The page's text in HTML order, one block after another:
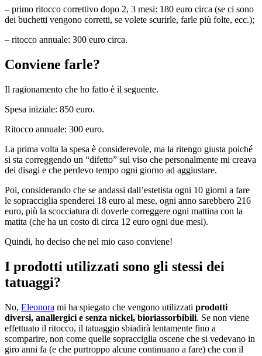
– primo ritocco correttivo dopo 2, 3 mesi: 180 euro circa (se ci sono
dei buchetti vengono corretti, se volete scurirle, farle più folte, ecc.);
– ritocco annuale: 300 euro circa.
Conviene farle?
Il ragionamento che ho fatto è il seguente.
Spesa iniziale: 850 euro.
Ritocco annuale: 300 euro.
La prima volta la spesa è considerevole, ma la ritengo giusta poiché
si sta correggendo un “difetto” sul viso che personalmente mi creava
dei disagi e che perdevo tempo ogni giorno ad aggiustare.
Poi, considerando che se andassi dall’estetista ogni 10 giorni a fare
le sopracciglia spenderei 18 euro al mese, ogni anno sarebbero 216
euro, più la scocciatura di doverle correggere ogni mattina con la
matita (che ha un costo di circa 12 euro ogni due mesi).
Quindi, ho deciso che nel mio caso conviene!
I prodotti utilizzati sono gli stessi dei
tatuaggi?
No, Eleonora mi ha spiegato che vengono utilizzati prodotti
diversi, anallergici e senza nickel, bioriassorbibili. Se non viene
effettuato il ritocco, il tatuaggio sbiadirà lentamente fino a
scomparire, non come quelle sopracciglia oscene che si vedevano in
giro anni fa (e che purtroppo alcune continuano a fare) che con il